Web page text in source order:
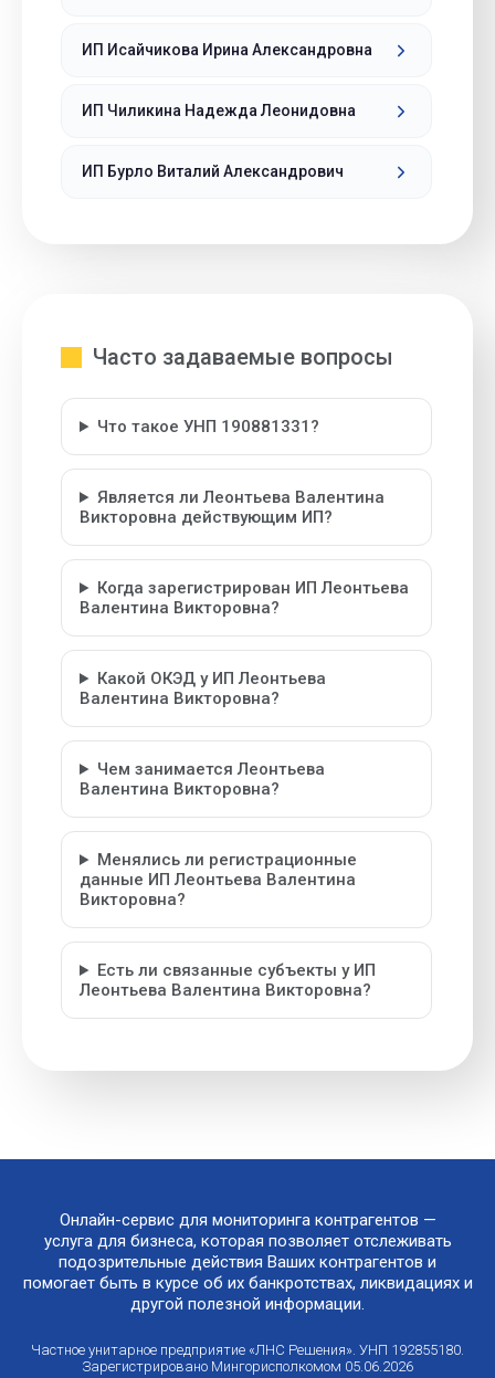
ИП Исайчикова Ирина Александровна
ИП Чиликина Надежда Леонидовна
ИП Бурло Виталий Александрович
Часто задаваемые вопросы
Что такое УНП 190881331?
Является ли Леонтьева Валентина
Викторовна действующим ИП?
Когда зарегистрирован ИП Леонтьева
Валентина Викторовна?
Какой ОКЭД у ИП Леонтьева
Валентина Викторовна?
Чем занимается Леонтьева
Валентина Викторовна?
Менялись ли регистрационные
данные ИП Леонтьева Валентина
Викторовна?
Есть ли связанные субъекты у ИП
Леонтьева Валентина Викторовна?
Онлайн-сервис для мониторинга контрагентов —
услуга для бизнеса, которая позволяет отслеживать
подозрительные действия Ваших контрагентов и
помогает быть в курсе об их банкротствах, ликвидациях и
другой полезной информации.
Частное унитарное предприятие «ЛНС Решения». УНП 192855180.
Зарегистрировано Мингорисполкомом 05.06.2026